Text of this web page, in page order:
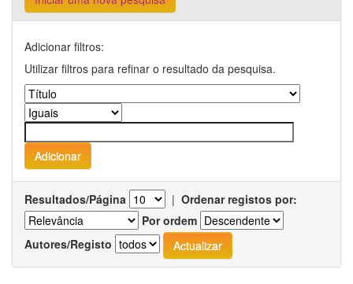
Adicionar filtros:
Utilizar filtros para refinar o resultado da pesquisa.
Resultados/Página | Ordenar registos por:
Por ordem
Autores/Registo